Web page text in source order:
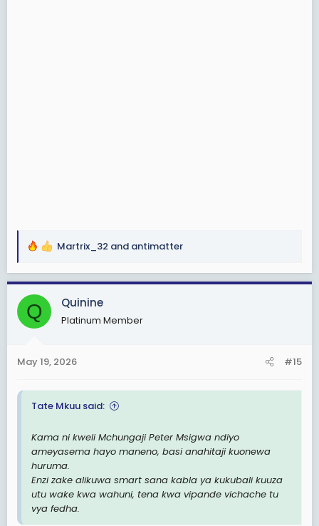
R
a
c
t
i
s
Martrix_32 and antimatter
Q Quinine
Platinum Member
May 19, 2026 #15
Tate Mkuu said:
Kama ni kweli Mchungaji Peter Msigwa ndiyo
ameyasema hayo maneno, basi anahitaji kuonewa
huruma.
Enzi zake alikuwa smart sana kabla ya kukubali kuuza
utu wake kwa wahuni, tena kwa vipande vichache tu
vya fedha.